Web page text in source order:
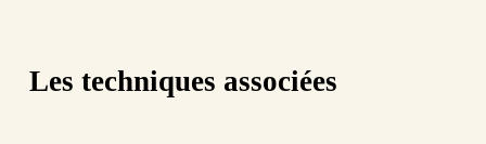
Les techniques associées